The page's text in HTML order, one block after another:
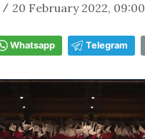
/ 20 February 2022, 09:00
Whatsapp Telegram